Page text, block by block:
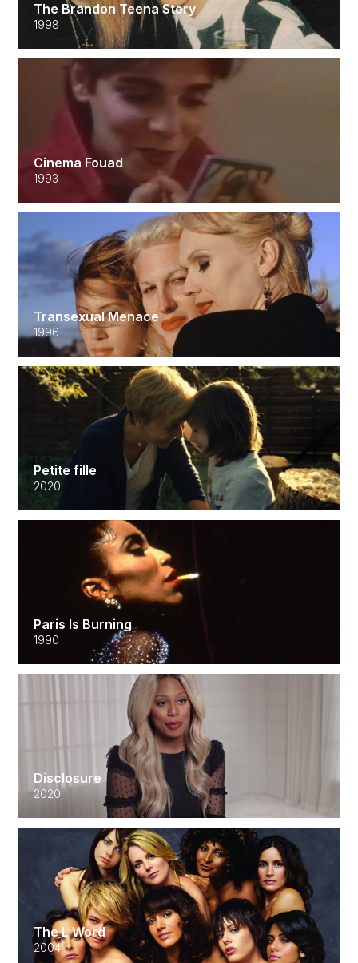
The Brandon Teena Story
1998
Cinema Fouad
1993
Transexual Menace
1996
Petite fille
2020
Paris Is Burning
1990
Disclosure
2020
The L Word
2004